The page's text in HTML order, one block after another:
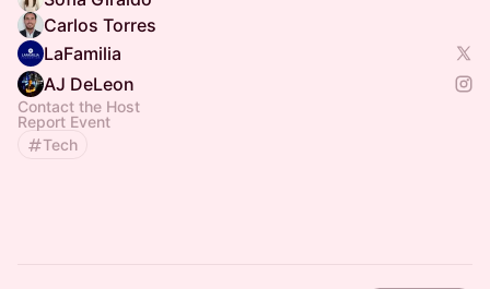
Carlos Torres
LaFamilia
AJ DeLeon
Contact the Host
Report Event
Tech